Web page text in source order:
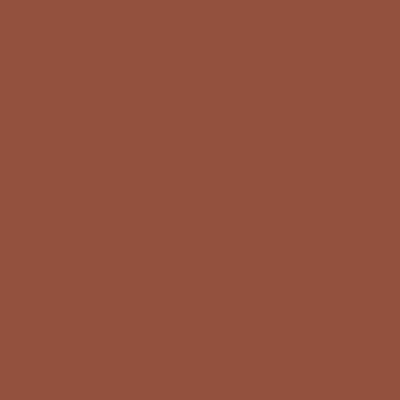
huden. Stimulerer sirkulasjon og cellefornyelsen til økt